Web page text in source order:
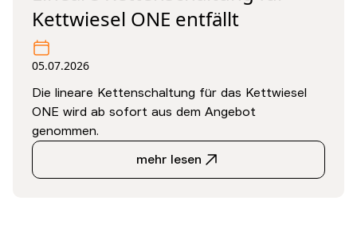
Kettwiesel ONE entfällt
05.07.2026
Die lineare Kettenschaltung für das Kettwiesel
ONE wird ab sofort aus dem Angebot
genommen.
mehr lesen